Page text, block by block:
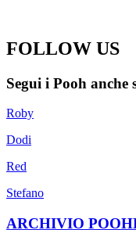
FOLLOW US
Segui i Pooh
Roby
Dodi
Red
Stefano
ARCHIVIO